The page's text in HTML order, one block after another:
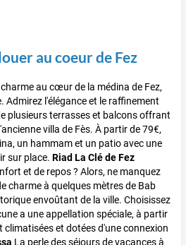
au coeur de Fez
au cœur de la médina de Fez,
Admirez l'élégance et le raffinement
plusieurs terrasses et balcons offrant
villa de Fès. À partir de 79€,
un hammam et un patio avec une
sur place. Riad La Clé de Fez
et de repos ? Alors, ne manquez
charme à quelques mètres de Bab
envoûtant de la ville. Choisissez
a une appellation spéciale, à partir
et dotées d'une connexion
La perle des séjours de vacances à